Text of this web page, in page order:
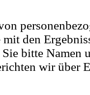
den
bitte Namen
wir über